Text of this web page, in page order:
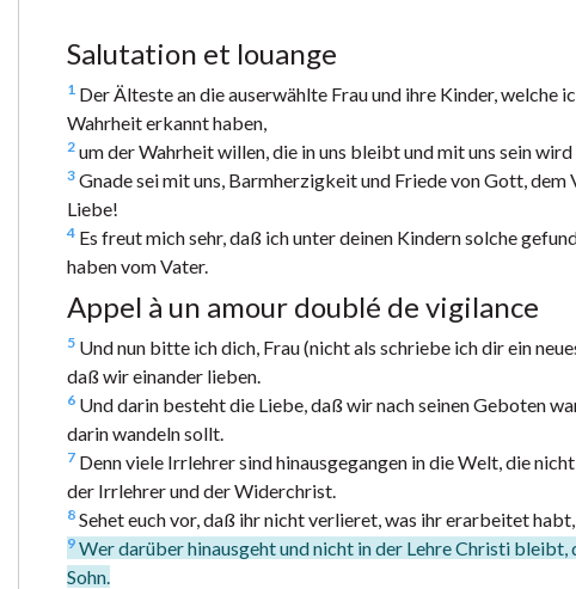
Salutation et louange
1 Der Älteste an die auserwählte Frau und ihre Kinder, welche
Wahrheit erkannt haben,
2 um der Wahrheit willen, die in uns bleibt und mit uns sein
3 Gnade sei mit uns, Barmherzigkeit und Friede von Gott, dem
Liebe!
4 Es freut mich sehr, daß ich unter deinen Kindern solche
haben vom Vater.
Appel à un amour doublé de vigilance
5 Und nun bitte ich dich, Frau (nicht als schriebe ich dir ein
daß wir einander lieben.
6 Und darin besteht die Liebe, daß wir nach seinen Geboten
darin wandeln sollt.
7 Denn viele Irrlehrer sind hinausgegangen in die Welt, die
der Irrlehrer und der Widerchrist.
8 Sehet euch vor, daß ihr nicht verlieret, was ihr erarbeitet
9 Wer darüber hinausgeht und nicht in der Lehre Christi
Sohn.